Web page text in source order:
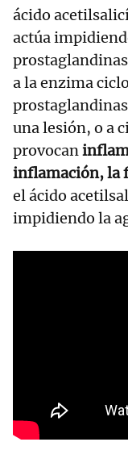
ácido
actúa
a la enzima
una lesión, o a
provocan
inflamación, la
el ácido
impidiendo la